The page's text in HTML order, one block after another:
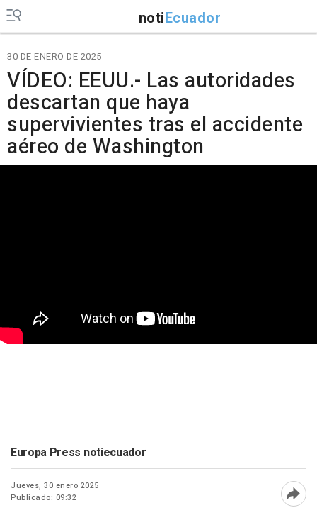
notiEcuador
30 DE ENERO DE 2025
VÍDEO: EEUU.- Las autoridades
descartan que haya
supervivientes tras el accidente
aéreo de Washington
Europa Press notiecuador
Jueves, 30 enero 2025
Publicado: 09:32